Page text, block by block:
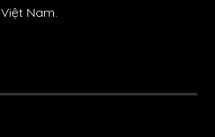
Việt Nam.